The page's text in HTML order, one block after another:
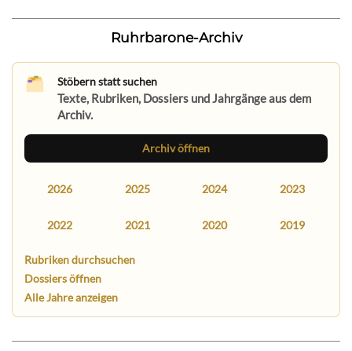
Ruhrbarone-Archiv
Stöbern statt suchen
Texte, Rubriken, Dossiers und Jahrgänge aus dem
Archiv.
Archiv öffnen
2026 2025 2024 2023
2022 2021 2020 2019
Rubriken durchsuchen
Dossiers öffnen
Alle Jahre anzeigen